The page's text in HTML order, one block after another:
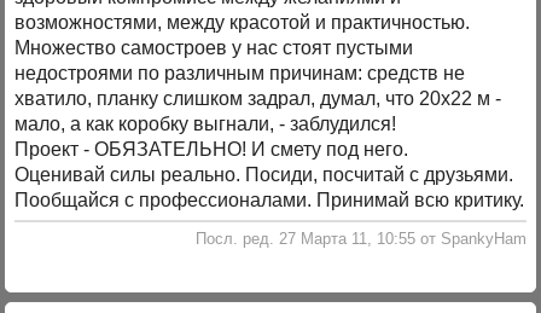
возможностями, между красотой и практичностью.
Множество самостроев у нас стоят пустыми
недостроями по различным причинам: средств не
хватило, планку слишком задрал, думал, что 20х22 м -
мало, а как коробку выгнали, - заблудился!
Проект - ОБЯЗАТЕЛЬНО! И смету под него.
Оценивай силы реально. Посиди, посчитай с друзьями.
Пообщайся с профессионалами. Принимай всю критику.
Посл. ред. 27 Марта 11, 10:55 от SpankyHam